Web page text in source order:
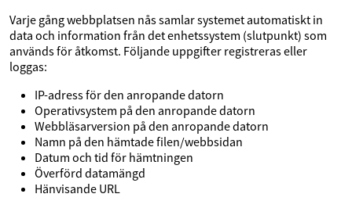
Varje gång webbplatsen nås samlar systemet automatiskt in
data och information från det enhetssystem (slutpunkt) som
används för åtkomst. Följande uppgifter registreras eller
loggas:
IP-adress för den anropande datorn
Operativsystem på den anropande datorn
Webbläsarversion på den anropande datorn
Namn på den hämtade filen/webbsidan
Datum och tid för hämtningen
Överförd datamängd
Hänvisande URL